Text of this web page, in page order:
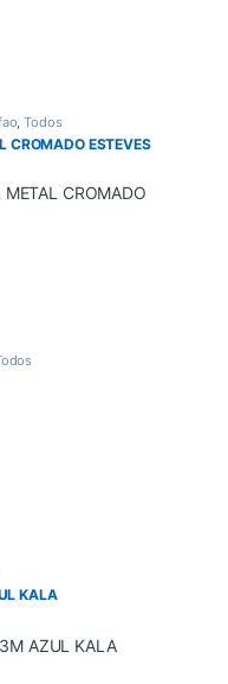
,Todos
CROMADO ESTEVES
KALA